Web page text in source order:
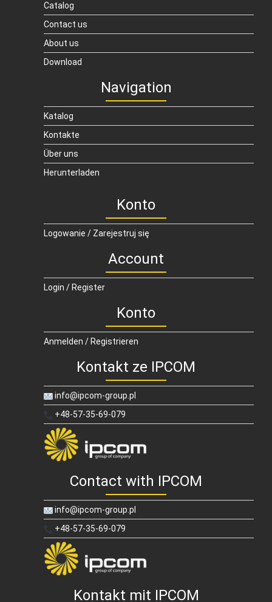
Catalog
Contact us
About us
Download
Navigation
Katalog
Kontakte
Über uns
Herunterladen
Konto
Logowanie / Zarejestruj się
Account
Login / Register
Konto
Anmelden / Registrieren
Kontakt ze IPCOM
info@ipcom-group.pl
+48-57-35-69-079
Contact with IPCOM
info@ipcom-group.pl
+48-57-35-69-079
Kontakt mit IPCOM